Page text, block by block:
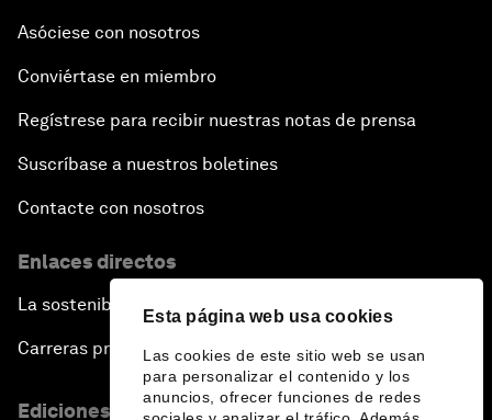
Esta página web usa cookies
Las cookies de este sitio web se usan
para personalizar el contenido y los
anuncios, ofrecer funciones de redes
Asóciese con nosotros
Conviértase en miembro
Regístrese para recibir nuestras notas de prensa
Suscríbase a nuestros boletines
Contacte con nosotros
Enlaces directos
La sostenibilidad en el Foro
Carreras profesionales
Ediciones en otros idiomas